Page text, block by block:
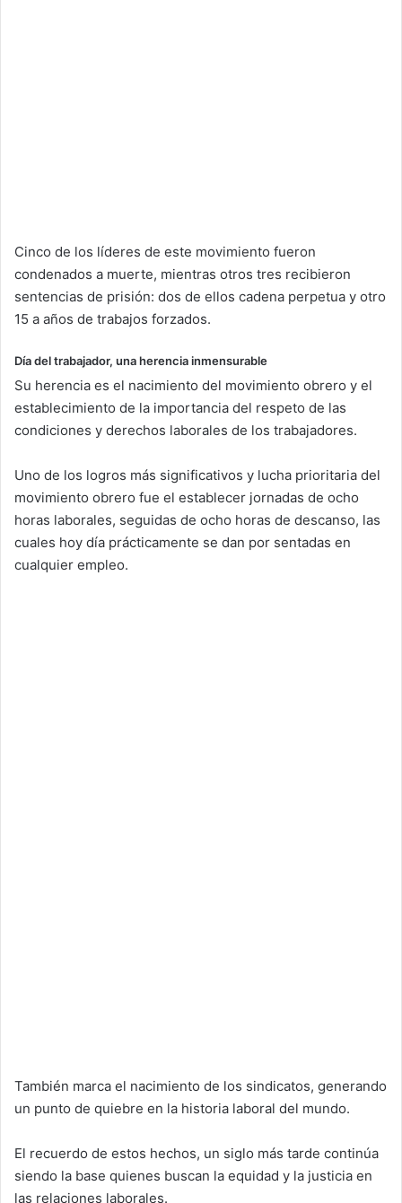
Cinco de los líderes de este movimiento fueron
condenados a muerte, mientras otros tres recibieron
sentencias de prisión: dos de ellos cadena perpetua y otro
15 a años de trabajos forzados.
Día del trabajador, una herencia inmensurable
Su herencia es el nacimiento del movimiento obrero y el
establecimiento de la importancia del respeto de las
condiciones y derechos laborales de los trabajadores.
Uno de los logros más significativos y lucha prioritaria del
movimiento obrero fue el establecer jornadas de ocho
horas laborales, seguidas de ocho horas de descanso, las
cuales hoy día prácticamente se dan por sentadas en
cualquier empleo.
También marca el nacimiento de los sindicatos, generando
un punto de quiebre en la historia laboral del mundo.
El recuerdo de estos hechos, un siglo más tarde continúa
siendo la base quienes buscan la equidad y la justicia en
las relaciones laborales.